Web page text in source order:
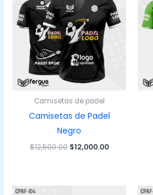
Camisetas de padel
Camisetas de Padel
Negro
$12,500.00 El
$12,000.00El
$12,000.00.